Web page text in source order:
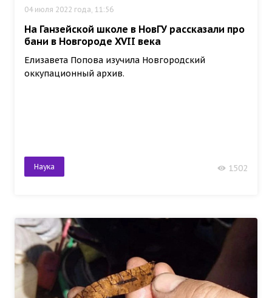
04 июля 2022 года, 11:56
На Ганзейской школе в НовГУ рассказали про
бани в Новгороде XVII века
Елизавета Попова изучила Новгородский
оккупационный архив.
Наука 1502